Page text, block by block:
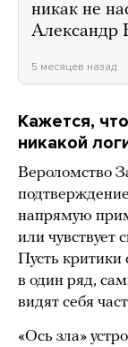
никак не
Александр
5 месяцев назад
Кажется,
никакой
Вероломство
напрямую
или чувствует
Пусть критики
в один ряд,
видят себя
«Ось зла»